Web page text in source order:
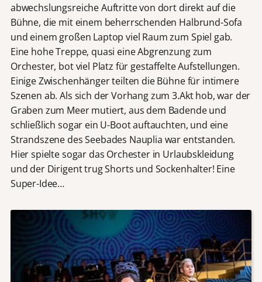
abwechslungsreiche Auftritte von dort direkt auf die
Bühne, die mit einem beherrschenden Halbrund-Sofa
und einem großen Laptop viel Raum zum Spiel gab.
Eine hohe Treppe, quasi eine Abgrenzung zum
Orchester, bot viel Platz für gestaffelte Aufstellungen.
Einige Zwischenhänger teilten die Bühne für intimere
Szenen ab. Als sich der Vorhang zum 3.Akt hob, war der
Graben zum Meer mutiert, aus dem Badende und
schließlich sogar ein U-Boot auftauchten, und eine
Strandszene des Seebades Nauplia war entstanden.
Hier spielte sogar das Orchester in Urlaubskleidung
und der Dirigent trug Shorts und Sockenhalter! Eine
Super-Idee…